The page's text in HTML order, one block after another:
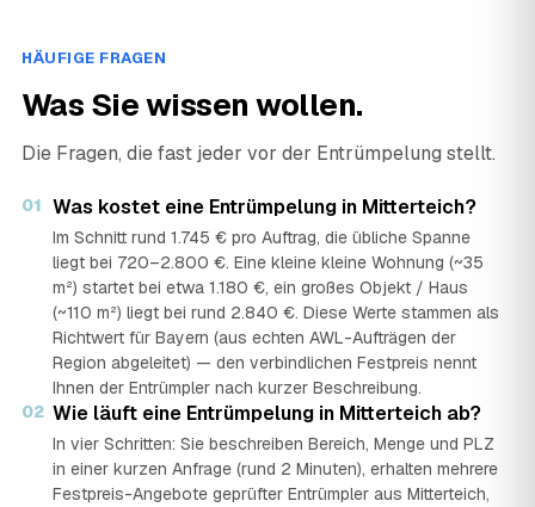
HÄUFIGE FRAGEN
Was Sie wissen wollen.
Die Fragen, die fast jeder vor der Entrümpelung stellt.
01 Was kostet eine Entrümpelung in Mitterteich?
Im Schnitt rund 1.745 € pro Auftrag, die übliche Spanne
liegt bei 720–2.800 €. Eine kleine kleine Wohnung (~35
m²) startet bei etwa 1.180 €, ein großes Objekt / Haus
(~110 m²) liegt bei rund 2.840 €. Diese Werte stammen als
Richtwert für Bayern (aus echten AWL-Aufträgen der
Region abgeleitet) — den verbindlichen Festpreis nennt
Ihnen der Entrümpler nach kurzer Beschreibung.
02 Wie läuft eine Entrümpelung in Mitterteich ab?
In vier Schritten: Sie beschreiben Bereich, Menge und PLZ
in einer kurzen Anfrage (rund 2 Minuten), erhalten mehrere
Festpreis-Angebote geprüfter Entrümpler aus Mitterteich,